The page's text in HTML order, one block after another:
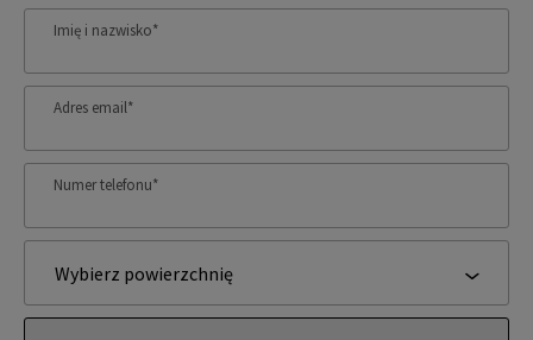
Imię i nazwisko*
Adres email*
Numer telefonu*
Wybierz powierzchnię